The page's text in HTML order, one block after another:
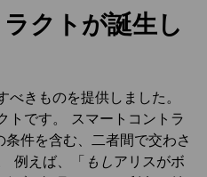
クトが誕生し
きものを提供しました。
トです。 スマートコントラ
件を含む、二者間で交わさ
例えば、「 もしアリスがボ